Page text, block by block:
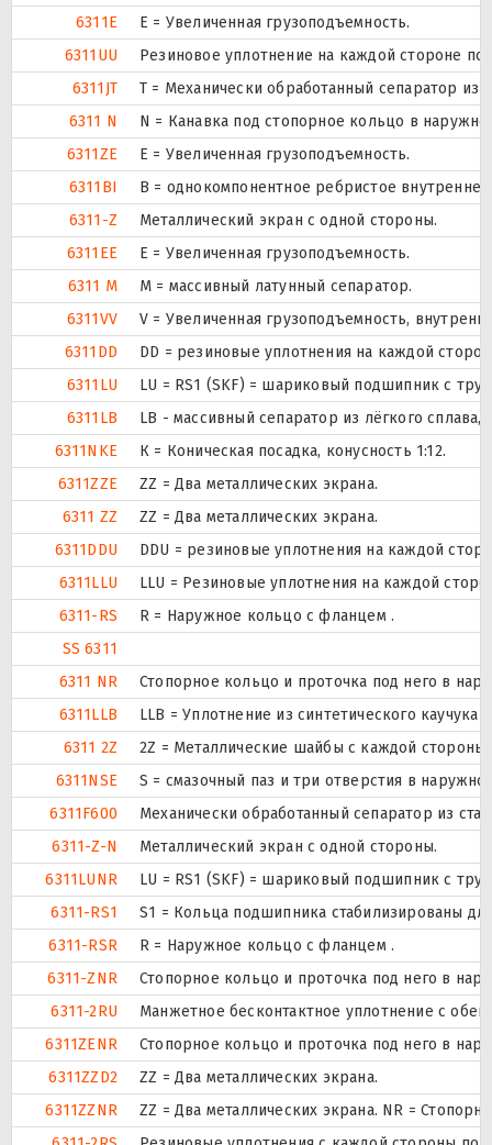
6311E
Е = Увеличенная грузоподъемность.
6311UU
Резиновое уплотнение на каждой стороне
6311JT
T = Механически обработанный сепаратор из
6311 N
N = Канавка под стопорное кольцо в
6311ZE
Е = Увеличенная грузоподъемность.
6311BI
B = однокомпонентное ребристое
6311-Z
Металлический экран с одной стороны.
6311EE
Е = Увеличенная грузоподъемность.
6311 M
M = массивный латунный сепаратор.
6311VV
V = Увеличенная грузоподъемность,
6311DD
DD = резиновые уплотнения на каждой
6311LU
LU = RS1 (SKF) = шариковый подшипник с
6311LB
LB - массивный сепаратор из лёгкого
6311NKE
К = Коническая посадка, конусность 1:12.
6311ZZE
ZZ = Два металлических экрана.
6311 ZZ
ZZ = Два металлических экрана.
6311DDU
DDU = резиновые уплотнения на каждой
6311LLU
LLU = Резиновые уплотнения на каждой
6311-RS
R = Наружное кольцо с фланцем .
SS 6311
6311 NR
Стопорное кольцо и проточка под него в
6311LLB
LLB = Уплотнение из синтетического каучука
6311 2Z
2Z = Металлические шайбы с каждой
6311NSE
S = смазочный паз и три отверстия в
6311F600
Механически обработанный сепаратор из
6311-Z-N
Металлический экран с одной стороны.
6311LUNR
LU = RS1 (SKF) = шариковый подшипник с
6311-RS1
S1 = Кольца подшипника стабилизированы
6311-RSR
R = Наружное кольцо с фланцем .
6311-ZNR
Стопорное кольцо и проточка под него в
6311-2RU
Манжетное бесконтактное уплотнение с
6311ZENR
Стопорное кольцо и проточка под него в
6311ZZD2
ZZ = Два металлических экрана.
6311ZZNR
ZZ = Два металлических экрана. NR =